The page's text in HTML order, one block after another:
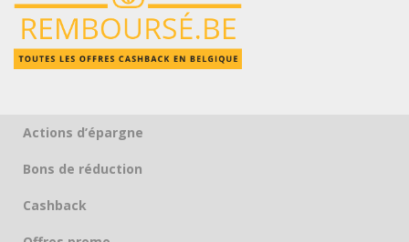
Skip to content
Actions d’épargne
Bons de réduction
Cashback